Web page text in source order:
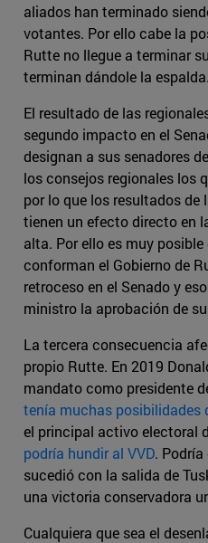
aliados han terminado
votantes. Por ello cabe la
Rutte no llegue a terminar
terminan dándole la espalda.
El resultado de las
segundo impacto en el
designan a sus senadores
los consejos regionales los
por lo que los resultados de
tienen un efecto directo en
alta. Por ello es muy
conforman el Gobierno de
retroceso en el Senado y
ministro la aprobación de
La tercera consecuencia
propio Rutte. En 2019
mandato como presidente
tenía muchas posibilidades
el principal activo electoral
podría hundir al VVD.
sucedió con la salida de
una victoria conservadora
Cualquiera que sea el